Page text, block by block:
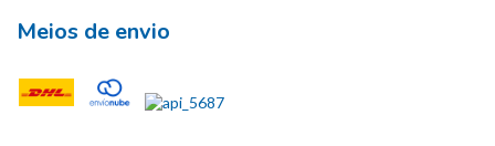
Meios de envio